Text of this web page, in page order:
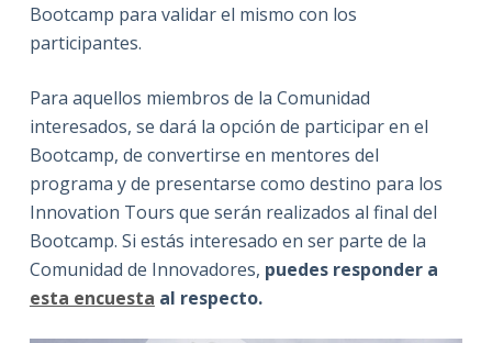
Bootcamp para validar el mismo con los
participantes.
Para aquellos miembros de la Comunidad
interesados, se dará la opción de participar en el
Bootcamp, de convertirse en mentores del
programa y de presentarse como destino para los
Innovation Tours que serán realizados al final del
Bootcamp. Si estás interesado en ser parte de la
Comunidad de Innovadores, puedes responder a
esta encuesta al respecto.